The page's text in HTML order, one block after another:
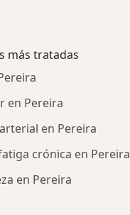
más tratadas
en Pereira
en Pereira
crónica en Pereira
en Pereira